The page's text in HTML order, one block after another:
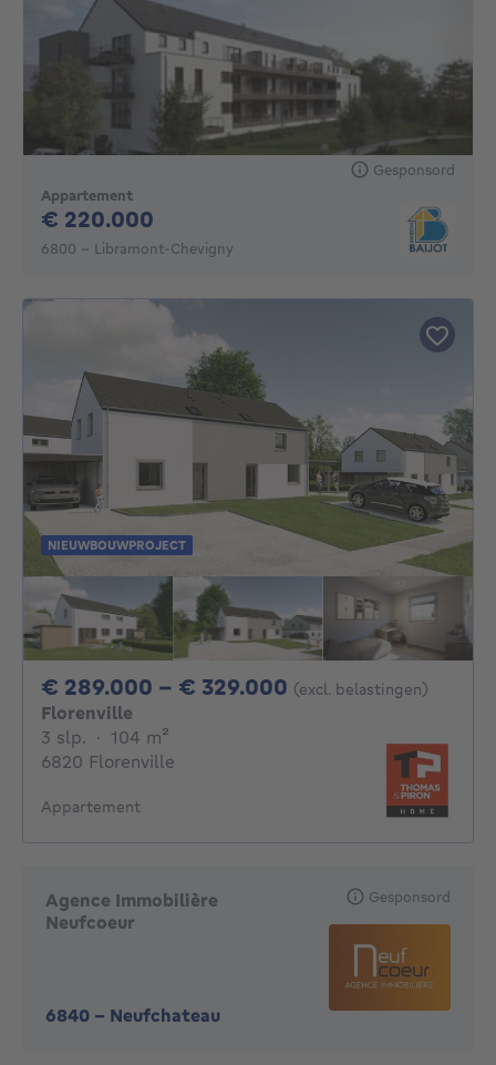
Gesponsord
Appartement
€ 220.000
6800 - Libramont-Chevigny
NIEUWBOUWPROJECT
€ 289.000 - € 329.000 Van 289000€ Tot
(excl. belastingen)
Florenville
3 slp. 3 slaapkamers
· 104 m²
6820 Florenville
Appartement
Agence Immobilière
Neufcoeur
6840 - Neufchateau
Gesponsord